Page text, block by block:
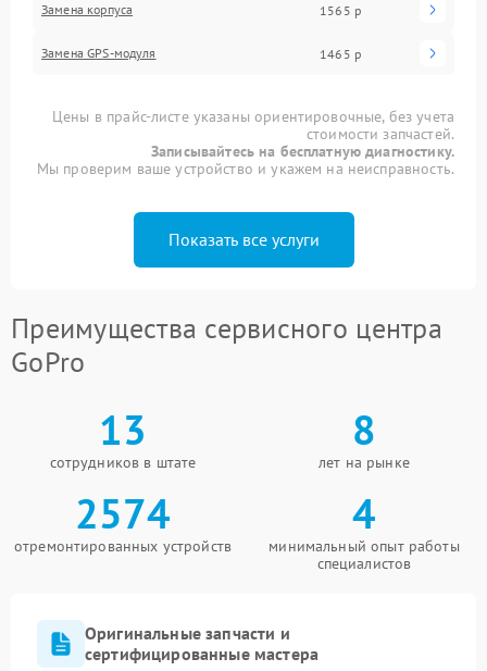
Замена корпуса 1565 р
Замена GPS-модуля 1465 р
Цены в прайс-листе указаны ориентировочные, без учета
стоимости запчастей.
Записывайтесь на бесплатную диагностику.
Мы проверим ваше устройство и укажем на неисправность.
Показать все услуги
Преимущества сервисного центра
GoPro
13
сотрудников в штате
8
лет на рынке
2574
отремонтированных устройств
4
минимальный опыт работы
специалистов
Оригинальные запчасти и
сертифицированные мастера